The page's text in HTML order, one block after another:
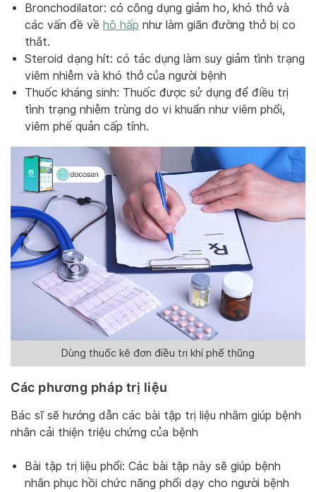
Bronchodilator: có công dụng giảm ho, khó thở và
các vấn đề về hô hấp như làm giãn đường thở bị co
thắt.
Steroid dạng hít: có tác dụng làm suy giảm tình trạng
viêm nhiễm và khó thở của người bệnh
Thuốc kháng sinh: Thuốc được sử dụng để điều trị
tình trạng nhiễm trùng do vi khuẩn như viêm phổi,
viêm phế quản cấp tính.
Dùng thuốc kê đơn điều trị khí phế thũng
Các phương pháp trị liệu
Bác sĩ sẽ hướng dẫn các bài tập trị liệu nhằm giúp bệnh
nhân cải thiện triệu chứng của bệnh
Bài tập trị liệu phổi: Các bài tập này sẽ giúp bệnh
nhân phục hồi chức năng phổi dạy cho người bệnh